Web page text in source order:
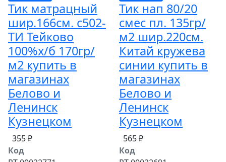
Тик матрацный
шир.166см. с502-
ТИ Тейково
100%х/б 170гр/
м2 купить в
магазинах
Белово и
Ленинск
Кузнецком
355 ₽
Код
Тик нап 80/20
смес пл. 135гр/
м2 шир.220см.
Китай кружева
синии купить в
магазинах
Белово и
Ленинск
Кузнецком
565 ₽
Код